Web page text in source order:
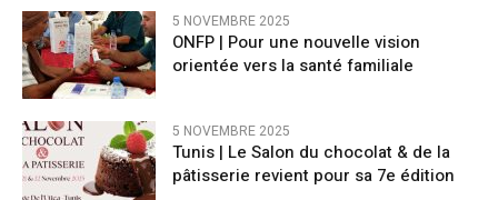
5 NOVEMBRE 2025
ONFP | Pour une nouvelle vision
orientée vers la santé familiale
5 NOVEMBRE 2025
Tunis | Le Salon du chocolat & de la
pâtisserie revient pour sa 7e édition